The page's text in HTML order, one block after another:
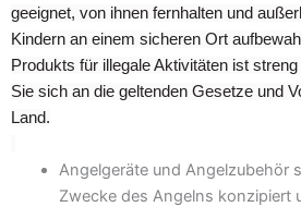
geeignet, von ihnen fernhalten und
Kindern an einem sicheren Ort
Produkts für illegale Aktivitäten ist
Sie sich an die geltenden Gesetze und
Land.
Angelgeräte und Angelzubehör
Zwecke des Angelns konzipiert